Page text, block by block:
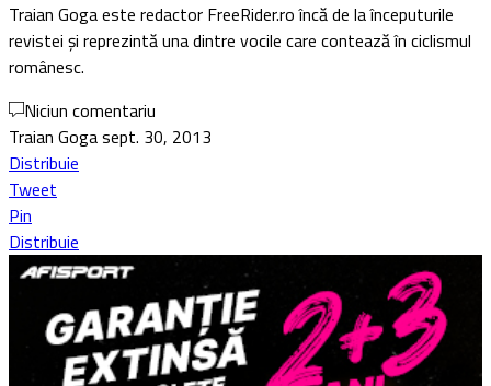
Traian Goga este redactor FreeRider.ro încă de la începuturile
revistei și reprezintă una dintre vocile care contează în ciclismul
românesc.
Niciun comentariu
Traian Gogasept. 30, 2013
Distribuie
Tweet
Pin
Distribuie